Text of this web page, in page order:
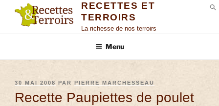
RECETTES ET
TERROIRS
La richesse de nos terroirs
Menu
30 MAI 2008 PAR PIERRE MARCHESSEAU
Recette Paupiettes de poulet